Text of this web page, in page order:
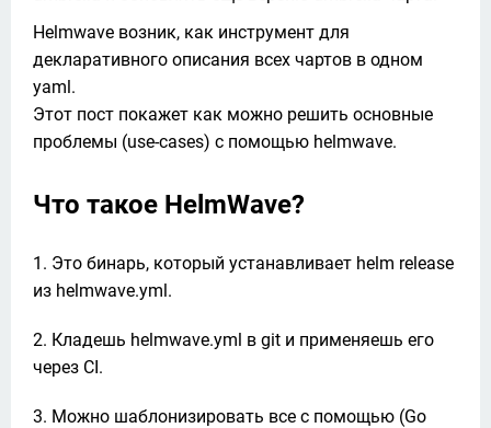
Helmwave возник, как инструмент для
декларативного описания всех чартов в одном
yaml.
Этот пост покажет как можно решить основные
проблемы (use-cases) с помощью helmwave.
Что такое HelmWave?
Это бинарь, который устанавливает helm release
из helmwave.yml.
Кладешь helmwave.yml в git и применяешь его
через CI.
Можно шаблонизировать все c помощью (Go